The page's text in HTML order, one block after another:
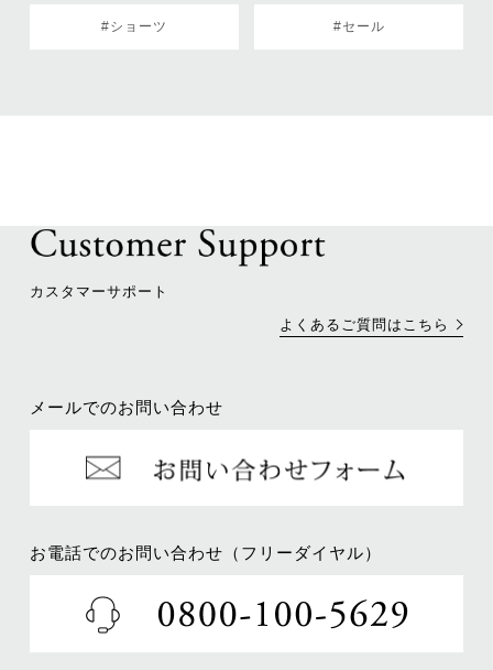
#ショーツ #セール
カスタマーサポート
よくあるご質問はこちら
メールでのお問い合わせ
お電話でのお問い合わせ（フリーダイヤル）